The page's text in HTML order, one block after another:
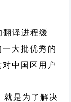
译进程缓
大批优秀的
中国区用户
就是为了解决